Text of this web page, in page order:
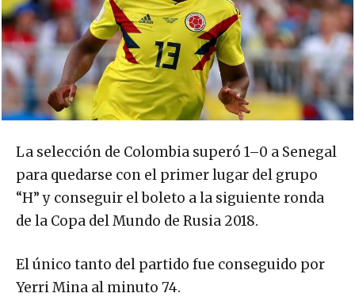
La selección de Colombia superó 1–0 a Senegal
para quedarse con el primer lugar del grupo
“H” y conseguir el boleto a la siguiente ronda
de la Copa del Mundo de Rusia 2018.
El único tanto del partido fue conseguido por
Yerri Mina al minuto 74.